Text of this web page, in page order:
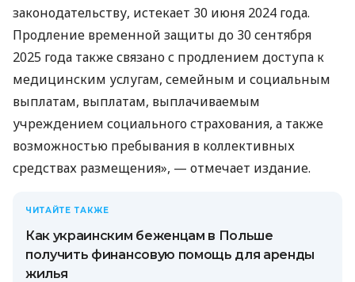
законодательству, истекает 30 июня 2024 года.
Продление временной защиты до 30 сентября
2025 года также связано с продлением доступа к
медицинским услугам, семейным и социальным
выплатам, выплатам, выплачиваемым
учреждением социального страхования, а также
возможностью пребывания в коллективных
средствах размещения», — отмечает издание.
ЧИТАЙТЕ ТАКЖЕ
Как украинским беженцам в Польше
получить финансовую помощь для аренды
жилья